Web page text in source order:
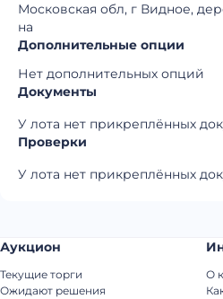
Московская обл, г Видное,
на
Дополнительные опции
Нет дополнительных опций
Документы
У лота нет прикреплённых
Проверки
У лота нет прикреплённых
Аукцион
Текущие торги
Ожидают решения
О